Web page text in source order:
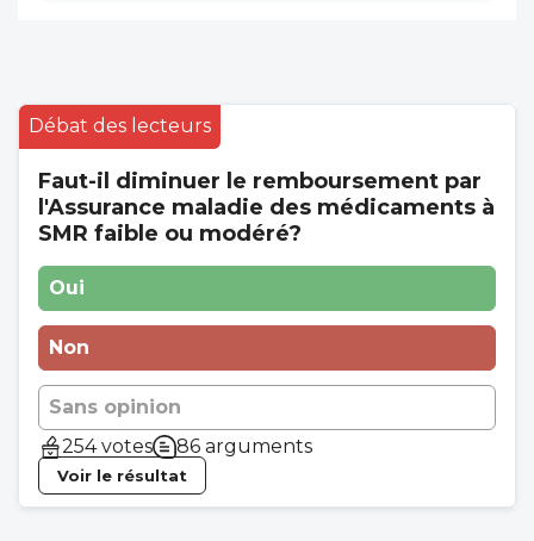
Débat des lecteurs
Faut-il diminuer le remboursement par
l'Assurance maladie des médicaments à
SMR faible ou modéré?
Oui
Non
Sans opinion
254 votes
86 arguments
Voir le résultat